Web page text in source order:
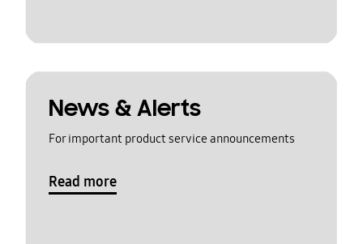
News & Alerts
For important product service announcements
Read more